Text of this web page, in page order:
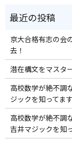
京大合格有志の会
去！
潜在構文をマスタ
高校数学が絶不調
ジックを知ってま
高校数学が絶不調
吉井マジックを知